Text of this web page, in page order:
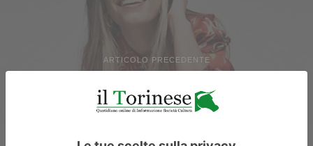
ARTICOLO PRECEDENTE
Nature, Music & Circus: torna
Apolide festival